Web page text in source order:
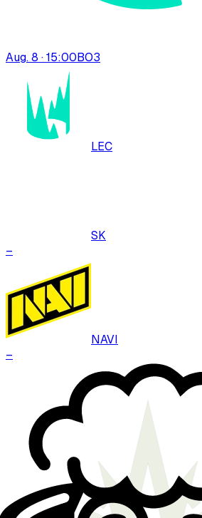
Aug. 8 · 15:00BO3
LEC
SK
–
NAVI
–